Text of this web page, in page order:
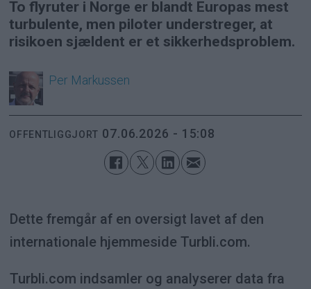
To flyruter i Norge er blandt Europas mest
turbulente, men piloter understreger, at
risikoen sjældent er et sikkerhedsproblem.
Per Markussen
OFFENTLIGGJORT 07.06.2026 - 15:08
Dette fremgår af en oversigt lavet af den
internationale hjemmeside Turbli.com.
Turbli.com indsamler og analyserer data fra